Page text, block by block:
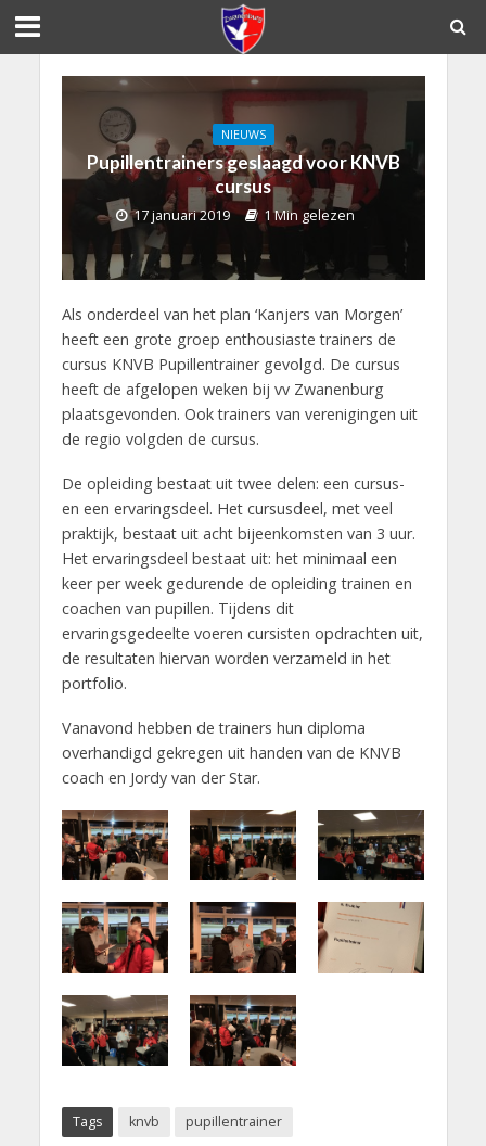
NIEUWS
Pupillentrainers geslaagd voor KNVB
cursus
17 januari 2019 1 Min gelezen
Als onderdeel van het plan ‘Kanjers van Morgen’
heeft een grote groep enthousiaste trainers de
cursus KNVB Pupillentrainer gevolgd. De cursus
heeft de afgelopen weken bij vv Zwanenburg
plaatsgevonden. Ook trainers van verenigingen uit
de regio volgden de cursus.
De opleiding bestaat uit twee delen: een cursus-
en een ervaringsdeel. Het cursusdeel, met veel
praktijk, bestaat uit acht bijeenkomsten van 3 uur.
Het ervaringsdeel bestaat uit: het minimaal een
keer per week gedurende de opleiding trainen en
coachen van pupillen. Tijdens dit
ervaringsgedeelte voeren cursisten opdrachten uit,
de resultaten hiervan worden verzameld in het
portfolio.
Vanavond hebben de trainers hun diploma
overhandigd gekregen uit handen van de KNVB
coach en Jordy van der Star.
Tags knvb pupillentrainer